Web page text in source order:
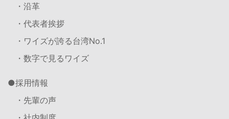
・沿革
・代表者挨拶
・ワイズが誇る台湾No.1
・数字で見るワイズ
採用情報
・先輩の声